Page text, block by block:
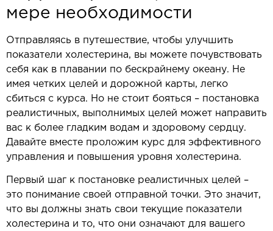
мере необходимости
Отправляясь в путешествие, чтобы улучшить
показатели холестерина, вы можете почувствовать
себя как в плавании по бескрайнему океану. Не
имея четких целей и дорожной карты, легко
сбиться с курса. Но не стоит бояться – постановка
реалистичных, выполнимых целей может направить
вас к более гладким водам и здоровому сердцу.
Давайте вместе проложим курс для эффективного
управления и повышения уровня холестерина.
Первый шаг к постановке реалистичных целей –
это понимание своей отправной точки. Это значит,
что вы должны знать свои текущие показатели
холестерина и то, что они означают для вашего